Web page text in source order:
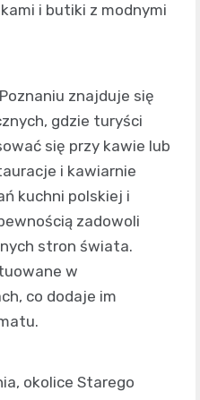
i butiki z modnymi
znajduje się
gdzie turyści
się przy kawie lub
i kawiarnie
kuchni polskiej i
zadowoli
stron świata.
w
co dodaje im
okolice Starego